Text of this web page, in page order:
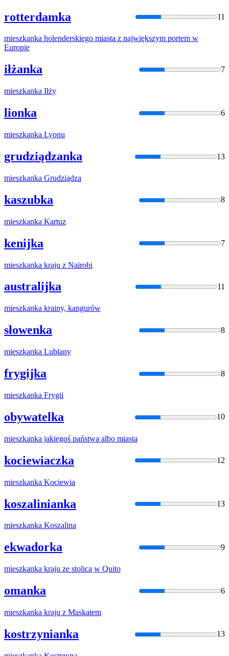
rotterdamka 11
mieszkanka holenderskiego miasta z największym portem w
Europie
iłżanka 7
mieszkanka Iłży
lionka 6
mieszkanka Lyonu
grudziądzanka 13
mieszkanka Grudziądza
kaszubka 8
mieszkanka Kartuz
kenijka 7
mieszkanka kraju z Nairobi
australijka 11
mieszkanka krainy, kangurów
słowenka 8
mieszkanka Lublany
frygijka 8
mieszkanka Frygii
obywatelka 10
mieszkanka jakiegoś państwa albo miasta
kociewiaczka 12
mieszkanka Kociewia
koszalinianka 13
mieszkanka Koszalina
ekwadorka 9
mieszkanka kraju ze stolicą w Quito
omanka 6
mieszkanka kraju z Maskatem
kostrzynianka 13